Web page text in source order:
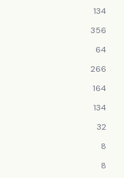
134
356
64
266
164
134
32
8
8